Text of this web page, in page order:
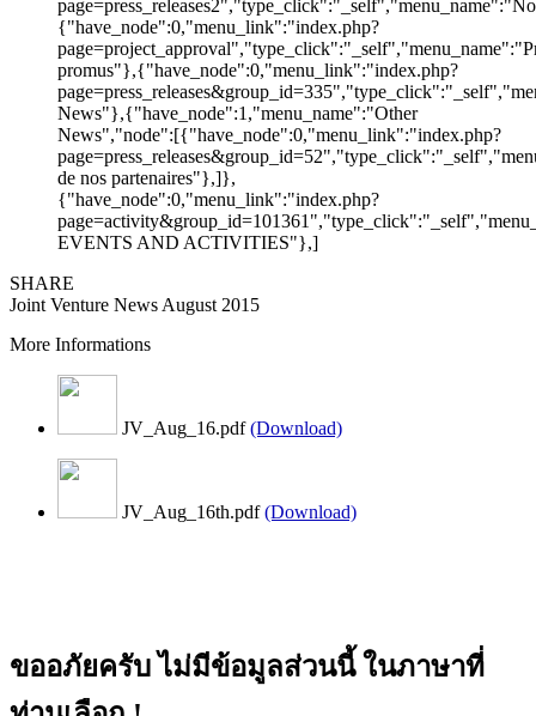
{"have_node":0,"menu_link":"index.php?
promus"},{"have_node":0,"menu_link":"index.php?
News"},{"have_node":1,"menu_name":"Other
News","node":[{"have_node":0,"menu_link":"index.php?
de nos partenaires"},]},
{"have_node":0,"menu_link":"index.php?
EVENTS AND ACTIVITIES"},]
SHARE
Joint Venture News August 2015
More Informations
JV_Aug_16.pdf (Download)
JV_Aug_16th.pdf (Download)
ขออภัยครับ ไม่มีข้อมูลส่วนนี้ ในภาษาที่